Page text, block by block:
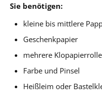
Sie benötigen:
kleine bis mittlere
Geschenkpapier
mehrere
Farbe und Pinsel
Heißleim oder